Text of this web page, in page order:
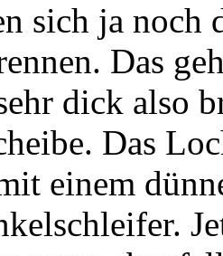
sich ja noch
Das
dick also
Das
einem